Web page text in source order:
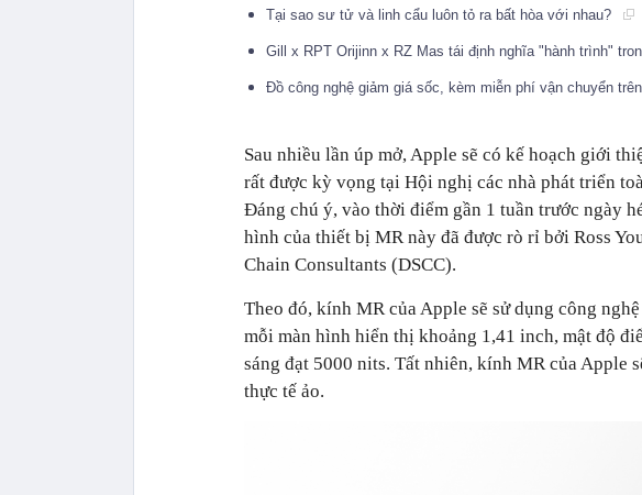
Tại sao sư tử và linh cẩu luôn tỏ ra bất hòa với nhau?
Gill x RPT Orijinn x RZ Mas tái định nghĩa "hành trình"
Đồ công nghệ giảm giá sốc, kèm miễn phí vận chuyển
Sau nhiều lần úp mở, Apple sẽ có kế hoạch giới
rất được kỳ vọng tại Hội nghị các nhà phát triển
Đáng chú ý, vào thời điểm gần 1 tuần trước ngày
hình của thiết bị MR này đã được rò rỉ bởi Ross
Chain Consultants (DSCC).
Theo đó, kính MR của Apple sẽ sử dụng công
mỗi màn hình hiển thị khoảng 1,41 inch, mật độ
sáng đạt 5000 nits. Tất nhiên, kính MR của Apple
thực tế ảo.